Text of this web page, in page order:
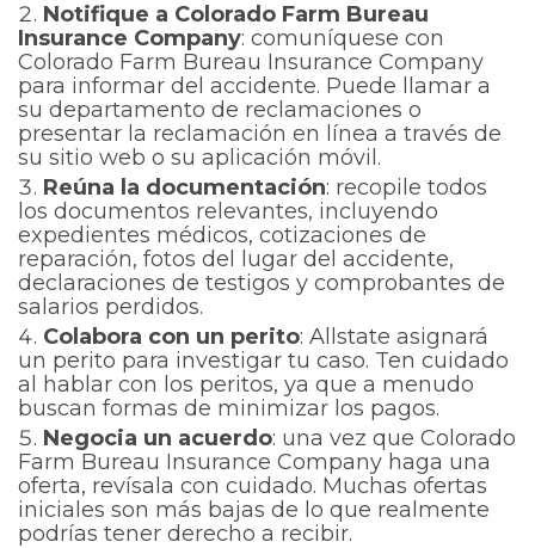
Notifique a Colorado Farm Bureau
Insurance Company: comuníquese con
Colorado Farm Bureau Insurance Company
para informar del accidente. Puede llamar a
su departamento de reclamaciones o
presentar la reclamación en línea a través de
su sitio web o su aplicación móvil.
Reúna la documentación: recopile todos
los documentos relevantes, incluyendo
expedientes médicos, cotizaciones de
reparación, fotos del lugar del accidente,
declaraciones de testigos y comprobantes de
salarios perdidos.
Colabora con un perito: Allstate asignará
un perito para investigar tu caso. Ten cuidado
al hablar con los peritos, ya que a menudo
buscan formas de minimizar los pagos.
Negocia un acuerdo: una vez que Colorado
Farm Bureau Insurance Company haga una
oferta, revísala con cuidado. Muchas ofertas
iniciales son más bajas de lo que realmente
podrías tener derecho a recibir.